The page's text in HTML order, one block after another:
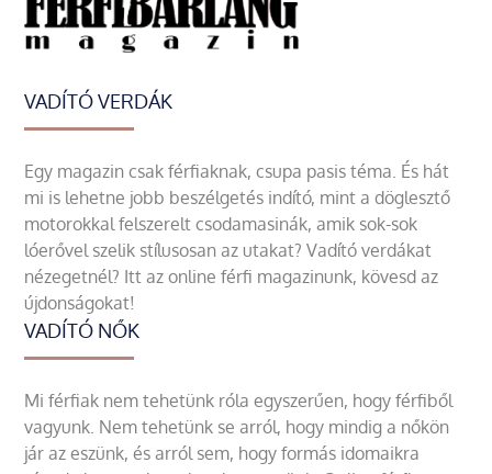
VADÍTÓ VERDÁK
Egy magazin csak férfiaknak, csupa pasis téma. És hát
mi is lehetne jobb beszélgetés indító, mint a döglesztő
motorokkal felszerelt csodamasinák, amik sok-sok
lóerővel szelik stílusosan az utakat? Vadító verdákat
nézegetnél? Itt az online férfi magazinunk, kövesd az
újdonságokat!
VADÍTÓ NŐK
Mi férfiak nem tehetünk róla egyszerűen, hogy férfiből
vagyunk. Nem tehetünk se arról, hogy mindig a nőkön
jár az eszünk, és arról sem, hogy formás idomaikra